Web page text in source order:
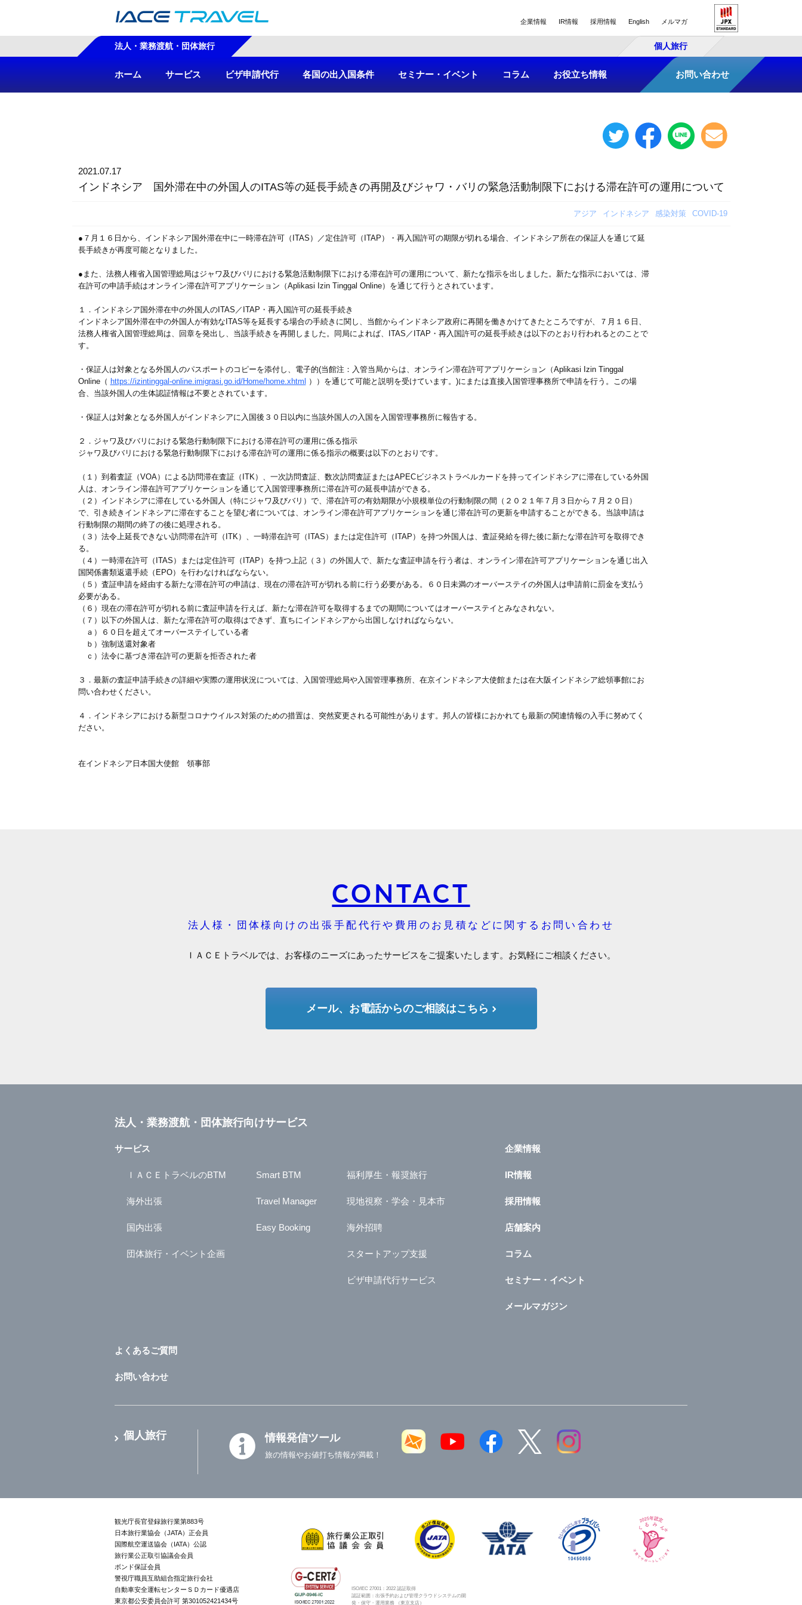
企業情報 IR情報 採用情報 English メルマガ
法人・業務渡航・団体旅行 個人旅行
ホーム サービス ビザ申請代行 各国の出入国条件 セミナー・イベント コラム お役立ち情報 お問い合わせ
2021.07.17
インドネシア 国外滞在中の外国人のITAS等の延長手続きの再開及びジャワ・バリの緊急活動制限下における滞在許可の運用について
アジア インドネシア 感染対策 COVID-19
●７月１６日から、インドネシア国外滞在中に一時滞在許可（ITAS）／定住許可（ITAP）・再入国許可の期限が切れる場合、インドネシア所在の保証人を通じて延
長手続きが再度可能となりました。
●また、法務人権省入国管理総局はジャワ及びバリにおける緊急活動制限下における滞在許可の運用について、新たな指示を出しました。新たな指示においては、滞
在許可の申請手続はオンライン滞在許可アプリケーション（Aplikasi Izin Tinggal Online）を通じて行うとされています。
１．インドネシア国外滞在中の外国人のITAS／ITAP・再入国許可の延長手続き
インドネシア国外滞在中の外国人が有効なITAS等を延長する場合の手続きに関し、当館からインドネシア政府に再開を働きかけてきたところですが、７月１６日、
法務人権省入国管理総局は、回章を発出し、当該手続きを再開しました。同局によれば、ITAS／ITAP・再入国許可の延長手続きは以下のとおり行われるとのことで
す。
・保証人は対象となる外国人のパスポートのコピーを添付し、電子的(当館注：入管当局からは、オンライン滞在許可アプリケーション（Aplikasi Izin Tinggal
Online（ https://izintinggal-online.imigrasi.go.id/Home/home.xhtml
））を通じて可能と説明を受けています。)にまたは直接入国管理事務所で申請を行う。この場
合、当該外国人の生体認証情報は不要とされています。
・保証人は対象となる外国人がインドネシアに入国後３０日以内に当該外国人の入国を入国管理事務所に報告する。
２．ジャワ及びバリにおける緊急行動制限下における滞在許可の運用に係る指示
ジャワ及びバリにおける緊急行動制限下における滞在許可の運用に係る指示の概要は以下のとおりです。
（１）到着査証（VOA）による訪問滞在査証（ITK）、一次訪問査証、数次訪問査証またはAPECビジネストラベルカードを持ってインドネシアに滞在している外国
人は、オンライン滞在許可アプリケーションを通じて入国管理事務所に滞在許可の延長申請ができる。
（２）インドネシアに滞在している外国人（特にジャワ及びバリ）で、滞在許可の有効期限が小規模単位の行動制限の間（２０２１年７月３日から７月２０日）
で、引き続きインドネシアに滞在することを望む者については、オンライン滞在許可アプリケーションを通じ滞在許可の更新を申請することができる。当該申請は
行動制限の期間の終了の後に処理される。
（３）法令上延長できない訪問滞在許可（ITK）、一時滞在許可（ITAS）または定住許可（ITAP）を持つ外国人は、査証発給を得た後に新たな滞在許可を取得でき
る。
（４）一時滞在許可（ITAS）または定住許可（ITAP）を持つ上記（３）の外国人で、新たな査証申請を行う者は、オンライン滞在許可アプリケーションを通じ出入
国関係書類返還手続（EPO）を行わなければならない。
（５）査証申請を経由する新たな滞在許可の申請は、現在の滞在許可が切れる前に行う必要がある。６０日未満のオーバーステイの外国人は申請前に罰金を支払う
必要がある。
（６）現在の滞在許可が切れる前に査証申請を行えば、新たな滞在許可を取得するまでの期間についてはオーバーステイとみなされない。
（７）以下の外国人は、新たな滞在許可の取得はできず、直ちにインドネシアから出国しなければならない。
ａ）６０日を超えてオーバーステイしている者
ｂ）強制送還対象者
ｃ）法令に基づき滞在許可の更新を拒否された者
３．最新の査証申請手続きの詳細や実際の運用状況については、入国管理総局や入国管理事務所、在京インドネシア大使館または在大阪インドネシア総領事館にお
問い合わせください。
４．インドネシアにおける新型コロナウイルス対策のための措置は、突然変更される可能性があります。邦人の皆様におかれても最新の関連情報の入手に努めてく
ださい。
在インドネシア日本国大使館 領事部
CONTACT
法人様・団体様向けの出張手配代行や費用のお見積などに関するお問い合わせ
ＩＡＣＥトラベルでは、お客様のニーズにあったサービスをご提案いたします。お気軽にご相談ください。
メール、お電話からのご相談はこちら
法人・業務渡航・団体旅行向けサービス
サービス
ＩＡＣＥトラベルのBTM
海外出張
国内出張
団体旅行・イベント企画
Smart BTM
Travel Manager
Easy Booking
福利厚生・報奨旅行
現地視察・学会・見本市
海外招聘
スタートアップ支援
ビザ申請代行サービス
企業情報
IR情報
採用情報
店舗案内
コラム
セミナー・イベント
メールマガジン
よくあるご質問
お問い合わせ
個人旅行 情報発信ツール
旅の情報やお値打ち情報が満載！
観光庁長官登録旅行業第883号
日本旅行業協会（JATA）正会員
国際航空運送協会（IATA）公認
旅行業公正取引協議会会員
ボンド保証会員
警視庁職員互助組合指定旅行会社
自動車安全運転センターＳＤカード優遇店
東京都公安委員会許可 第301052421434号
ISO/IEC 27001：2022 認証取得
認証範囲：出張予約および管理クラウドシステムの開
発・保守・運用業務 （東京支店）